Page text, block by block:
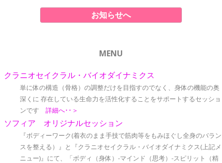
お知らせへ
MENU
クラニオセイクラル・バイオダイナミクス
単に体の構造（骨格）の調整だけを目指すのでなく、身体の機能の奥
深くに 存在している生命力を活性化することをサポートするセッショ
ンです 詳細へ･･＞
ソフィア オリジナルセッション
『ボディーワーク(着衣のまま手技で筋肉等をもみほぐし全身のバラン
スを整える）』と『クラニオセイクラル・バイオダイナミクス(上記メ
ニュー)』にて、「ボディ（身体）-マインド（思考）-スピリット（精